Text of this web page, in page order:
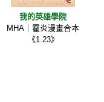
我的英雄學院
MHA｜霍炎漫畫合本
《1.23》